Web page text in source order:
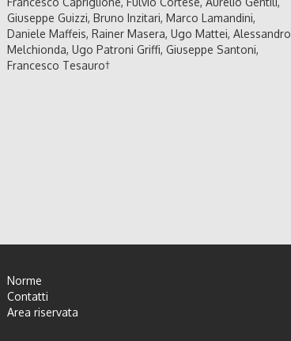
Giuseppe Guizzi, Bruno Inzitari, Marco Lamandini,
Daniele Maffeis, Rainer Masera, Ugo Mattei, Alessandro
Melchionda, Ugo Patroni Griffi, Giuseppe Santoni,
Francesco Tesauro†
Norme
Contatti
Area riservata